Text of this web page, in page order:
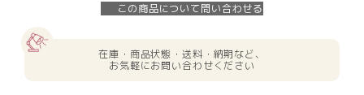
この商品について問い合わせる
在庫・商品状態・送料・納期など、
お気軽にお問い合わせください